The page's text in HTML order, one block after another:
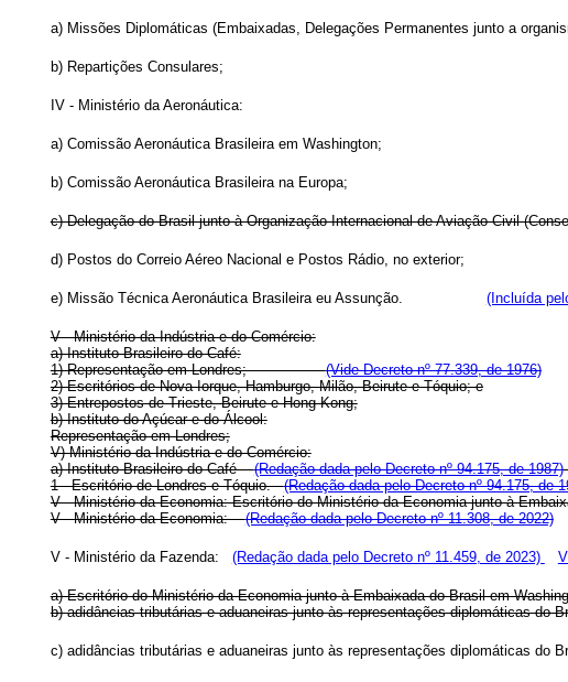
a) Missões Diplomáticas (Embaixadas, Delegações Permanentes junto a
b) Repartições Consulares;
IV - Ministério da Aeronáutica:
a) Comissão Aeronáutica Brasileira em Washington;
b) Comissão Aeronáutica Brasileira na Europa;
c) Delegação do Brasil junto à Organização Internacional de Aviação Civil
d) Postos do Correio Aéreo Nacional e Postos Rádio, no exterior;
e) Missão Técnica Aeronáutica Brasileira eu Assunção. (Incluída
V - Ministério da Indústria e do Comércio:
a) Instituto Brasileiro do Café:
1) Representação em Londres;(Vide Decreto nº 77.339, de 1976)
2) Escritórios de Nova Iorque, Hamburgo, Milão, Beirute e Tóquio; e
3) Entrepostos de Trieste, Beirute e Hong-Kong;
b) Instituto do Açúcar e do Álcool:
Representação em Londres;
V) Ministério da Indústria e do Comércio:
a) Instituto Brasileiro do Café(Redação dada pelo Decreto nº 94.175, de 1987)
1 - Escritório de Londres e Tóquio.(Redação dada pelo Decreto nº 94.175, de
V - Ministério da Economia: Escritório do Ministério da Economia junto à
V - Ministério da Economia:(Redação dada pelo Decreto nº 11.308, de 2022)
V - Ministério da Fazenda: (Redação dada pelo Decreto nº 11.459, de 2023)
a) Escritório do Ministério da Economia junto à Embaixada do Brasil em
b) adidâncias tributárias e aduaneiras junto às representações diplomáticas do
c) adidâncias tributárias e aduaneiras junto às representações diplomáticas do